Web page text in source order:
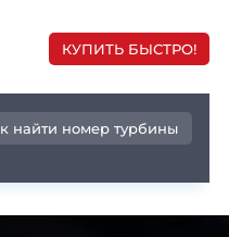
КУПИТЬ БЫСТРО!
найти номер турбины